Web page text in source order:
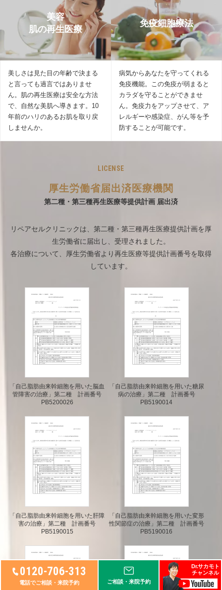
0120-706-313
電話でご相談・来院予約 ご相談・来院予約
Dr.サカモト
チャンネル
美容
肌の再生医療
美しさは見た目の年齢で決まる
と言っても過言ではありませ
ん。肌の再生医療は安全な方法
で、自然な美肌へ導きます。10
年前のハリのあるお肌を取り戻
しませんか。
免疫細胞療法
病気からあなたを守ってくれる
免疫機能。この免疫が弱まると
カラダを守ることができませ
ん。免疫力をアップさせて、ア
レルギーや感染症、がん等を予
防することが可能です。
LICENSE
厚生労働省届出済医療機関
第二種・第三種再生医療等提供計画 届出済
リペアセルクリニックは、第二種・第三種再生医療提供計画を厚
生労働省に届出し、受理されました。
各治療について、厚生労働省より再生医療等提供計画番号を取得
しています。
「自己脂肪由来幹細胞を用いた脳血
管障害の治療」第二種 計画番号
PB5200026
「自己脂肪由来幹細胞を用いた糖尿
病の治療」 第二種 計画番号
PB5190014
「自己脂肪由来幹細胞を用いた肝障
害の治療」第二種 計画番号
PB5190015
「自己脂肪由来幹細胞を用いた変形
性関節症の治療」 第二種 計画番号
PB5190016